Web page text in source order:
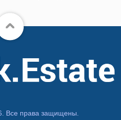
Все права защищены.